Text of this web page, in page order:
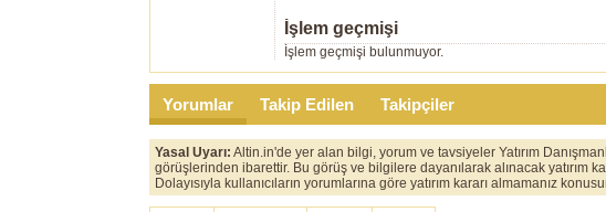
İşlem geçmişi
İşlem geçmişi bulunmuyor.
Yorumlar Takip Edilen Takipçiler
Yasal Uyarı: Altin.in'de yer alan bilgi, yorum ve tavsiyeler Yatırım
görüşlerinden ibarettir. Bu görüş ve bilgilere dayanılarak alınacak yatırım
Dolayısıyla kullanıcıların yorumlarına göre yatırım kararı almamanız